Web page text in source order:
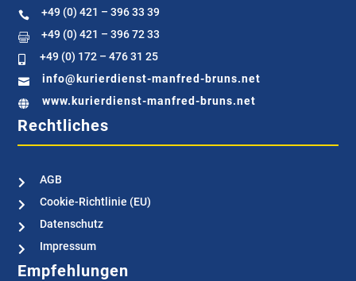
 +49 (0) 421 – 396 33 39
 +49 (0) 421 – 396 72 33
 +49 (0) 172 – 476 31 25
 info@kurierdienst-manfred-bruns.net
 www.kurierdienst-manfred-bruns.net
Rechtliches
 AGB
 Cookie-Richtlinie (EU)
 Datenschutz
 Impressum
Empfehlungen